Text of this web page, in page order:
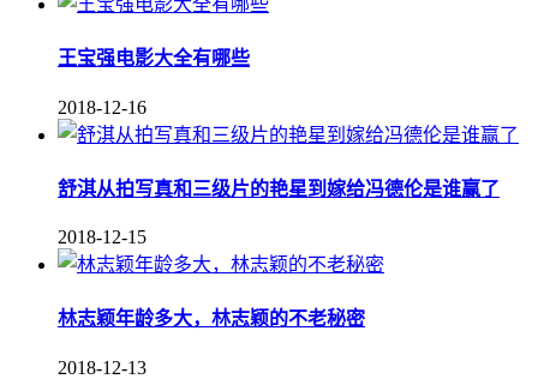
王宝强电影大全有哪些
2018-12-16
舒淇从拍写真和三级片的艳星到嫁给冯德伦是谁赢了
2018-12-15
林志颖年龄多大，林志颖的不老秘密
2018-12-13